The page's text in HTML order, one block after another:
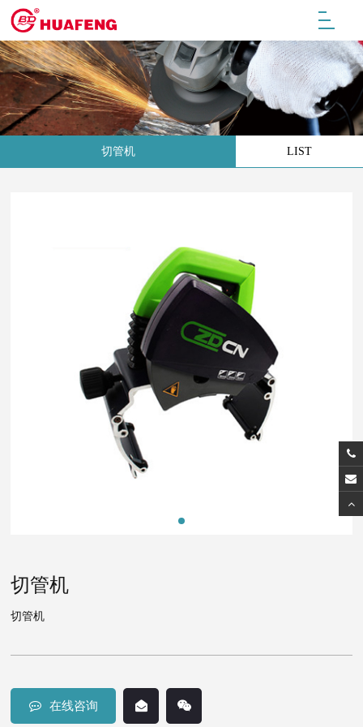
切管机 LIST
切管机
切管机
在线咨询